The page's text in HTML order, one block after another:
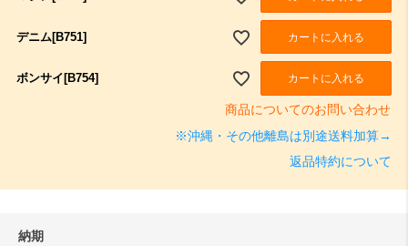
デニム[B751] カートに入れる
ボンサイ[B754] カートに入れる
商品についてのお問い合わせ
※沖縄・その他離島は別途送料加算→
返品特約について
納期